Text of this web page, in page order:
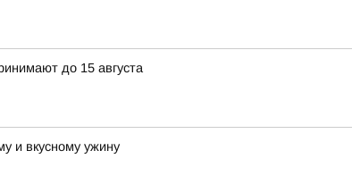
до 15 августа
и вкусному ужину